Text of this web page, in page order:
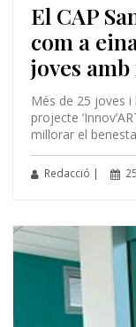
El CAP
com a
joves
Més de 25 joves
projecte
millorar el
Redacció |